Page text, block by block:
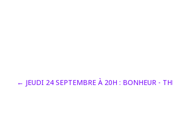
← JEUDI 24 SEPTEMBRE À 20H : BONHEUR -